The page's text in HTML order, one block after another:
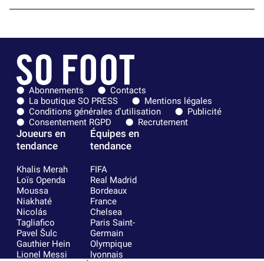
Abonnements
Contacts
La boutique SO PRESS
Mentions légales
Conditions générales d'utilisation
Publicité
Consentement RGPD
Recrutement
Joueurs en
tendance
Khalis Merah
Loïs Openda
Moussa
Niakhaté
Nicolás
Tagliafico
Pavel Šulc
Gauthier Hein
Lionel Messi
Équipes en
tendance
FIFA
Real Madrid
Bordeaux
France
Chelsea
Paris Saint-
Germain
Olympique
lyonnais